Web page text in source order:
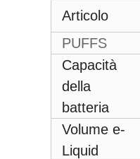
Articolo
PUFFS
Capacità
della
batteria
Volume e-
Liquid